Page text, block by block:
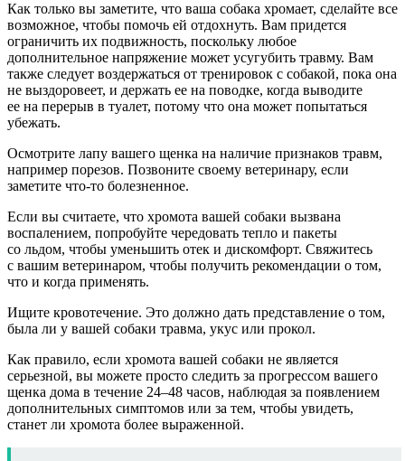
Как только вы заметите, что ваша собака хромает, сделайте все
возможное, чтобы помочь ей отдохнуть. Вам придется
ограничить их подвижность, поскольку любое
дополнительное напряжение может усугубить травму. Вам
также следует воздержаться от тренировок с собакой, пока она
не выздоровеет, и держать ее на поводке, когда выводите
ее на перерыв в туалет, потому что она может попытаться
убежать.
Осмотрите лапу вашего щенка на наличие признаков травм,
например порезов. Позвоните своему ветеринару, если
заметите что-то болезненное.
Если вы считаете, что хромота вашей собаки вызвана
воспалением, попробуйте чередовать тепло и пакеты
со льдом, чтобы уменьшить отек и дискомфорт. Свяжитесь
с вашим ветеринаром, чтобы получить рекомендации о том,
что и когда применять.
Ищите кровотечение. Это должно дать представление о том,
была ли у вашей собаки травма, укус или прокол.
Как правило, если хромота вашей собаки не является
серьезной, вы можете просто следить за прогрессом вашего
щенка дома в течение 24–48 часов, наблюдая за появлением
дополнительных симптомов или за тем, чтобы увидеть,
станет ли хромота более выраженной.